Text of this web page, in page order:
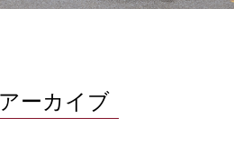
ーカイブ